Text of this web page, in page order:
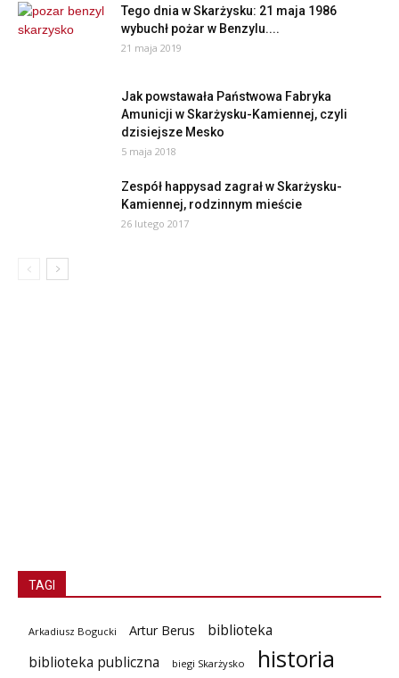
Tego dnia w Skarżysku: 21 maja 1986
wybuchł pożar w Benzylu....
21 maja 2019
Jak powstawała Państwowa Fabryka
Amunicji w Skarżysku-Kamiennej, czyli
dzisiejsze Mesko
5 maja 2018
Zespół happysad zagrał w Skarżysku-
Kamiennej, rodzinnym mieście
26 lutego 2017
TAGI
Arkadiusz Bogucki Artur Berus
biblioteka
biblioteka publiczna
biegi Skarżysko historia